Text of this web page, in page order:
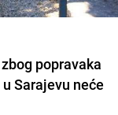
popravaka
Sarajevu neće